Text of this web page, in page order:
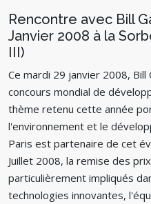
Rencontre avec Bill
Janvier 2008 à la
III)
Ce mardi 29 janvier 2008,
concours mondial de
thème retenu cette année
l'environnement et le
Paris est partenaire de cet
Juillet 2008, la remise des
particulièrement impliqués
technologies innovantes,